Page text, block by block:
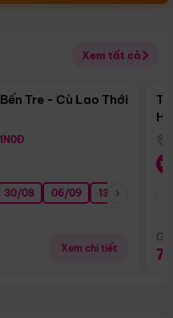
Xem tất cả
Điểm nổi bật
Tre - Cù Lao Thới
1N0Đ
30/08 06/09 13/09
Xem chi tiết